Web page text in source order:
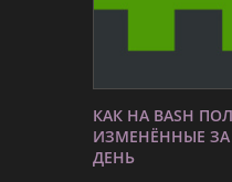
КАК НА BASH
ИЗМЕНЁННЫЕ
ДЕНЬ